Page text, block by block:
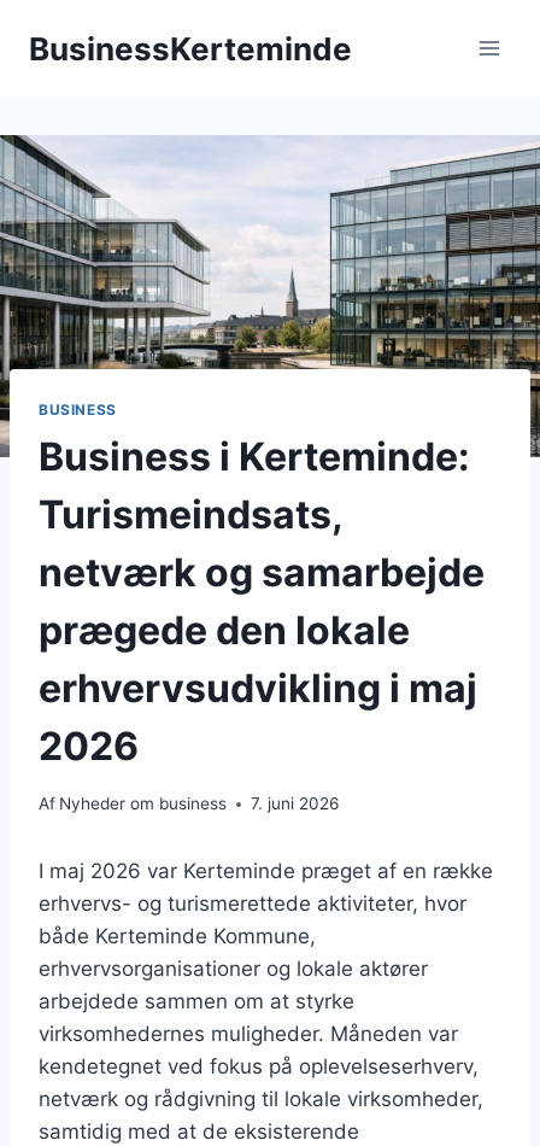
BusinessKerteminde
BUSINESS
Business i Kerteminde:
Turismeindsats,
netværk og samarbejde
prægede den lokale
erhvervsudvikling i maj
2026
Af Nyheder om business 7. juni 2026
I maj 2026 var Kerteminde præget af en række
erhvervs- og turismerettede aktiviteter, hvor
både Kerteminde Kommune,
erhvervsorganisationer og lokale aktører
arbejdede sammen om at styrke
virksomhedernes muligheder. Måneden var
kendetegnet ved fokus på oplevelseserhverv,
netværk og rådgivning til lokale virksomheder,
samtidig med at de eksisterende